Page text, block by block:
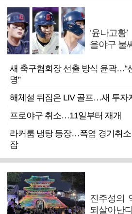
‘윤나고
을야구 불
새 축구협회장 선출 방식 윤곽…“
명”
해체설 뒤집은 LIV 골프…새 투자
프로야구 취소…11일부터 재개
라커룸 냉탕 등장…폭염 경기취
잡
진주성의
되살아난